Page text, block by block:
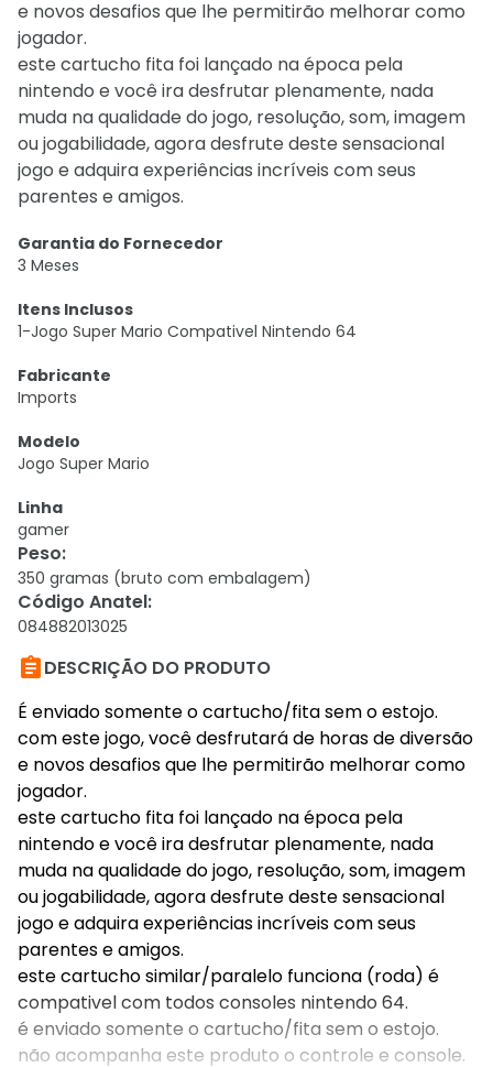
e novos desafios que lhe permitirão melhorar como
jogador.
este cartucho fita foi lançado na época pela
nintendo e você ira desfrutar plenamente, nada
muda na qualidade do jogo, resolução, som, imagem
ou jogabilidade, agora desfrute deste sensacional
jogo e adquira experiências incríveis com seus
parentes e amigos.
Garantia do Fornecedor
3 Meses
Itens Inclusos
1-Jogo Super Mario Compativel Nintendo 64
Fabricante
Imports
Modelo
Jogo Super Mario
Linha
gamer
Peso:
350 gramas (bruto com embalagem)
Código Anatel:
084882013025
DESCRIÇÃO DO PRODUTO
É enviado somente o cartucho/fita sem o estojo.
com este jogo, você desfrutará de horas de diversão
e novos desafios que lhe permitirão melhorar como
jogador.
este cartucho fita foi lançado na época pela
nintendo e você ira desfrutar plenamente, nada
muda na qualidade do jogo, resolução, som, imagem
ou jogabilidade, agora desfrute deste sensacional
jogo e adquira experiências incríveis com seus
parentes e amigos.
este cartucho similar/paralelo funciona (roda) é
compativel com todos consoles nintendo 64.
é enviado somente o cartucho/fita sem o estojo.
não acompanha este produto o controle e console.